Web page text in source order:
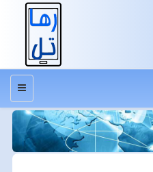
منو